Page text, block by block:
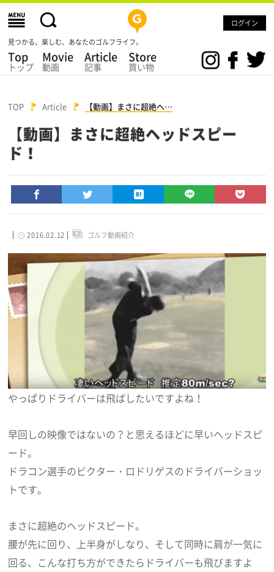
ログイン
見つかる、楽しむ、あなたのゴルフライフ。
Top
トップ
Movie
動画
Article
記事
Store
買い物
TOP Article 【動画】まさに超絶ヘ…
【動画】まさに超絶ヘッドスピー
ド！
2016.02.12 ゴルフ動画紹介
やっぱりドライバーは飛ばしたいですよね！
早回しの映像ではないの？と思えるほどに早いヘッドスピ
ード。
ドラコン選手のビクター・ロドリゲスのドライバーショッ
トです。
まさに超絶のヘッドスピード。
腰が先に回り、上半身がしなり、そして同時に肩が一気に
回る、こんな打ち方ができたらドライバーも飛びますよ